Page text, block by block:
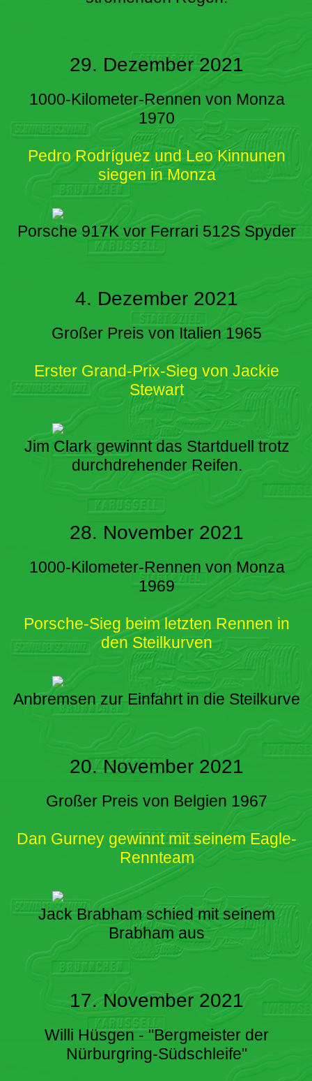
29. Dezember 2021
1000-Kilometer-Rennen von Monza
1970
Pedro Rodríguez und Leo Kinnunen
siegen in Monza
Porsche 917K vor Ferrari 512S Spyder
4. Dezember 2021
Großer Preis von Italien 1965
Erster Grand-Prix-Sieg von Jackie
Stewart
Jim Clark gewinnt das Startduell trotz
durchdrehender Reifen.
28. November 2021
1000-Kilometer-Rennen von Monza
1969
Porsche-Sieg beim letzten Rennen in
den Steilkurven
Anbremsen zur Einfahrt in die Steilkurve
20. November 2021
Großer Preis von Belgien 1967
Dan Gurney gewinnt mit seinem Eagle-
Rennteam
Jack Brabham schied mit seinem
Brabham aus
17. November 2021
Willi Hüsgen - "Bergmeister der
Nürburgring-Südschleife"